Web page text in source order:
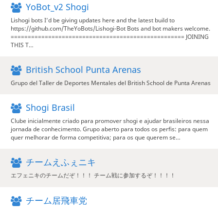
YoBot_v2 Shogi
Lishogi bots I’d be giving updates here and the latest build to
https://github.com/TheYoBots/Lishogi-Bot Bots and bot makers welcome.
=================================================== JOINING
THIS T…
British School Punta Arenas
Grupo del Taller de Deportes Mentales del British School de Punta Arenas
Shogi Brasil
Clube inicialmente criado para promover shogi e ajudar brasileiros nessa
jornada de conhecimento. Grupo aberto para todos os perfis: para quem
quer melhorar de forma competitiva; para os que querem se…
チームえふぇニキ
エフェニキのチームだぞ！！！ チーム戦に参加するぞ！！！！
チーム居飛車党